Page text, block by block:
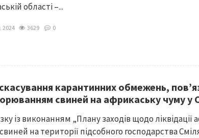
області –...
2024 3629 0
карантинних обмежень,
свиней на африкаську чуму у
із виконанням „Плану заходів щодо ліквідації
на території підсобного господарства